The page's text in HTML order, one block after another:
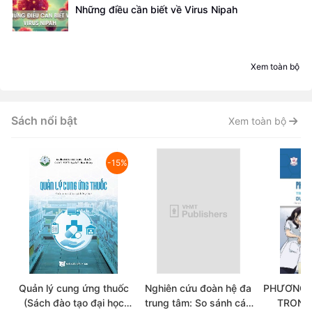
Những điều cần biết về Virus Nipah
Xem toàn bộ
Sách nổi bật Xem toàn bộ
-15%
Quản lý cung ứng thuốc
(Sách đào tạo đại học
Nghiên cứu đoàn hệ đa
trung tâm: So sánh các
PHƯƠNG